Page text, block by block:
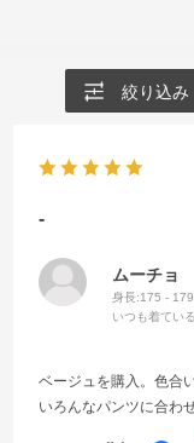
絞り込み
-
ムーチョ
身長:175 -
いつも着てい
ベージュを購入。色合
いろんなパンツに合わ